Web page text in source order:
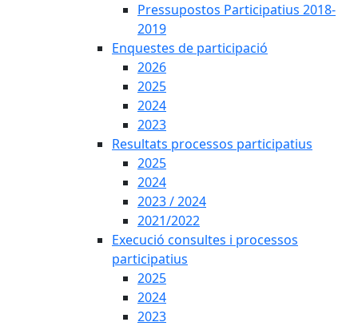
Pressupostos Participatius 2018-
2019
Enquestes de participació
2026
2025
2024
2023
Resultats processos participatius
2025
2024
2023 / 2024
2021/2022
Execució consultes i processos
participatius
2025
2024
2023